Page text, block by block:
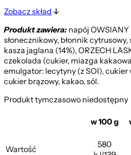
Zobacz skład
Produkt zawiera:napój OWSIANY
słonecznikowy, błonnik
kasza jaglana (14%), ORZECH
czekolada (cukier, miazga
emulgator: lecytyny (z SOI), cukier
cukier brązowy, kakao, sól.
Produkt tymczasowo niedostępny
w 100 g
Wartość
580